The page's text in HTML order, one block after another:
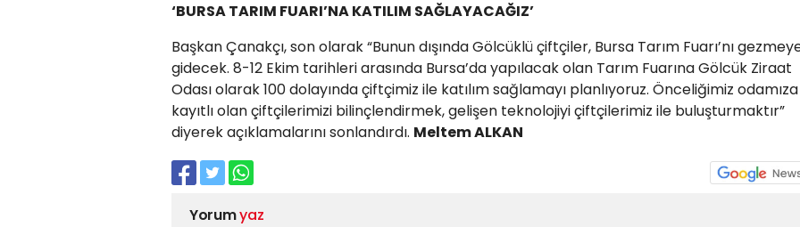
‘BURSA TARIM FUARI’NA KATILIM SAĞLAYACAĞIZ’
Başkan Çanakçı, son olarak “Bunun dışında Gölcüklü çiftçiler, Bursa Tarım Fuarı’nı
gidecek. 8-12 Ekim tarihleri arasında Bursa’da yapılacak olan Tarım Fuarına Gölcük Ziraat
Odası olarak 100 dolayında çiftçimiz ile katılım sağlamayı planlıyoruz. Önceliğimiz odamıza
kayıtlı olan çiftçilerimizi bilinçlendirmek, gelişen teknolojiyi çiftçilerimiz ile buluşturmaktır”
diyerek açıklamalarını sonlandırdı. Meltem ALKAN
Yorumyaz